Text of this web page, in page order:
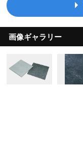
画像ギャラリー